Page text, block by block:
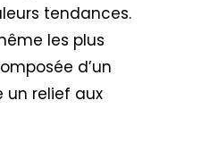
tendances.
les plus
d’un
un relief aux